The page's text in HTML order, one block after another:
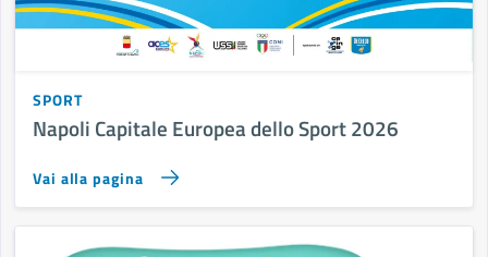
SPORT
Napoli Capitale Europea dello Sport 2026
Vai alla pagina